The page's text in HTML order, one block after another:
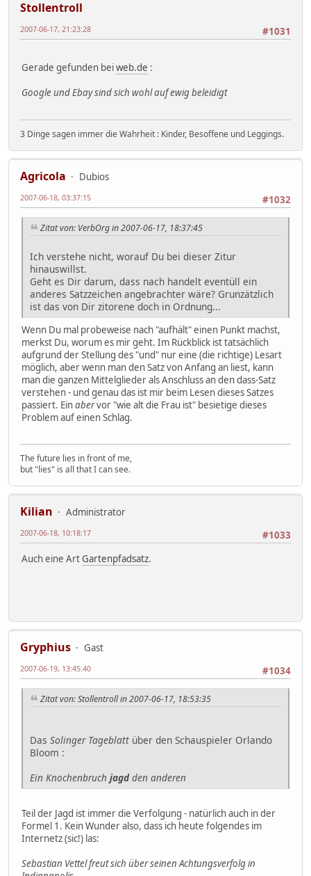
Stollentroll
#1031
2007-06-17, 21:23:28
Gerade gefunden beiweb.de :
Google und Ebay sind sich wohl auf ewig beleidigt
3 Dinge sagen immer die Wahrheit : Kinder, Besoffene und Leggings.
Agricola
Dubios
#1032
2007-06-18, 03:37:15
Zitat von: VerbOrg in 2007-06-17, 18:37:45
Ich verstehe nicht, worauf Du bei dieser Zitur
hinauswillst.
Geht es Dir darum, dass nach handelt eventüll ein
anderes Satzzeichen angebrachter wäre? Grunzätzlich
ist das von Dir zitorene doch in Ordnung...
Wenn Du mal probeweise nach "aufhält" einen Punkt machst,
merkst Du, worum es mir geht. Im Rückblick ist tatsächlich
aufgrund der Stellung des "und" nur eine (die richtige) Lesart
möglich, aber wenn man den Satz von Anfang an liest, kann
man die ganzen Mittelglieder als Anschluss an den dass-Satz
verstehen - und genau das ist mir beim Lesen dieses Satzes
passiert. Einabervor "wie alt die Frau ist" besietige dieses
Problem auf einen Schlag.
The future lies in front of me,
but "lies" is all that I can see.
Kilian
Administrator
#1033
2007-06-18, 10:18:17
Auch eine ArtGartenpfadsatz.
Gryphius
Gast
#1034
2007-06-19, 13:45:40
Zitat von: Stollentroll in 2007-06-17, 18:53:35
Das Solinger Tageblatt über den Schauspieler Orlando
Bloom :
Ein Knochenbruch jagdden anderen
Teil der Jagd ist immer die Verfolgung - natürlich auch in der
Formel 1. Kein Wunder also, dass ich heute folgendes im
Internetz (sic!) las:
Sebastian Vettel freut sich über seinen Achtungsverfolg in